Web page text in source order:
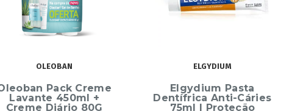
ELGYDIUM
Elgydium Pasta
Dentífrica Anti-Cáries
75ml | Proteção